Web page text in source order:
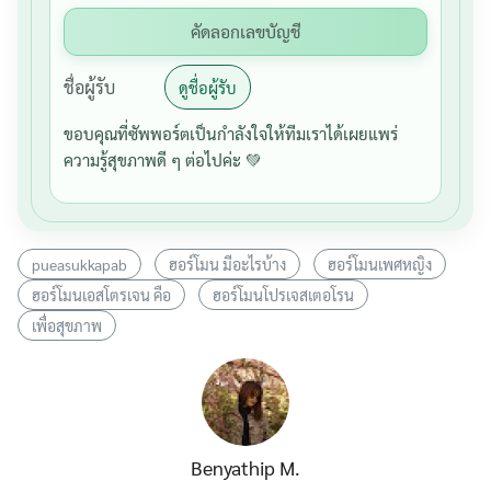
คัดลอกเลขบัญชี
ชื่อผู้รับ ดูชื่อผู้รับ
ขอบคุณที่ซัพพอร์ตเป็นกำลังใจให้ทีมเราได้เผยแพร่
ความรู้สุขภาพดี ๆ ต่อไปค่ะ 💚
pueasukkapab ฮอร์โมน มีอะไรบ้าง
ฮอร์โมนเพศหญิง
ฮอร์โมนเอสโตรเจน คือ
ฮอร์โมนโปรเจสเตอโรน
เพื่อสุขภาพ
Benyathip M.